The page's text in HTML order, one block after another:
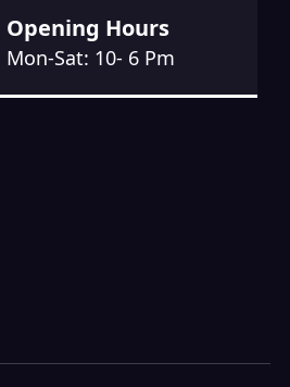
Opening Hours
Mon-Sat: 10- 6 Pm